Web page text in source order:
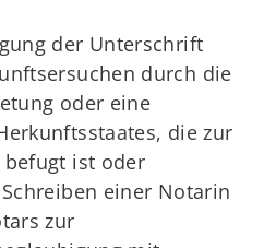
der Unterschrift
durch die
oder eine
die zur
befugt ist oder
einer Notarin
zur